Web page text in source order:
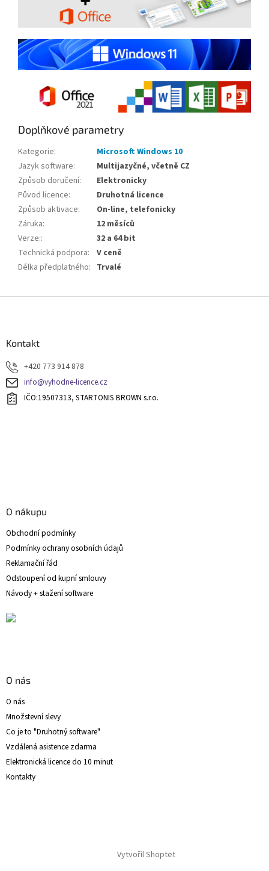
Doplňkové parametry
Kategorie:
Microsoft Windows 10
Jazyk software:
Multijazyčné, včetně CZ
Způsob doručení:
Elektronicky
Původ licence:
Druhotná licence
Způsob aktivace:
On-line, telefonicky
Záruka:
12 měsíců
Verze::
32 a 64 bit
Technická podpora:
V ceně
Délka předplatného: Trvalé
Kontakt
+420 773 914 878
info@vyhodne-licence.cz
IČO:19507313, STARTONIS BROWN s.r.o.
O nákupu
Obchodní podmínky
Podmínky ochrany osobních údajů
Reklamační řád
Odstoupení od kupní smlouvy
Návody + stažení software
O nás
O nás
Množstevní slevy
Co je to "Druhotný software"
Vzdálená asistence zdarma
Elektronická licence do 10 minut
Kontakty
Vytvořil Shoptet